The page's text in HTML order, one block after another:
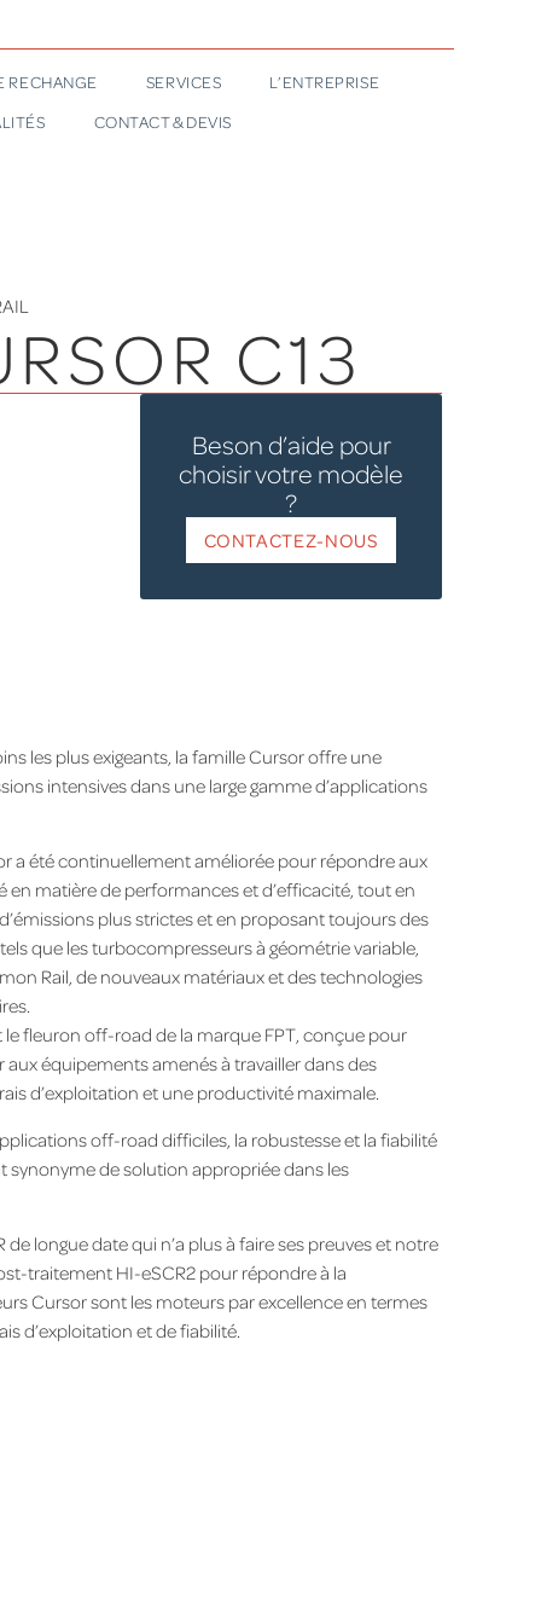
RECHANGE SERVICES
L’ENTREPRISE
CONTACT & DEVIS
C13
Beson d’aide pour
choisir votre modèle
?
CONTACTEZ-NOUS
les plus exigeants, la famille Cursor offre une
intensives dans une large gamme d’applications
a été continuellement améliorée pour répondre aux
en matière de performances et d’efficacité, tout en
plus strictes et en proposant toujours des
que les turbocompresseurs à géométrie variable,
Rail, de nouveaux matériaux et des technologies
le fleuron off-road de la marque FPT, conçue pour
équipements amenés à travailler dans des
d’exploitation et une productivité maximale.
off-road difficiles, la robustesse et la fiabilité
synonyme de solution appropriée dans les
longue date qui n’a plus à faire ses preuves et notre
traitement HI-eSCR2 pour répondre à la
Cursor sont les moteurs par excellence en termes
d’exploitation et de fiabilité.